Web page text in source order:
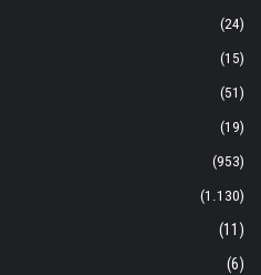
(24)
(15)
(51)
(19)
(953)
(1.130)
(11)
(6)